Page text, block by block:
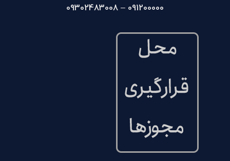
091200000 – 09302483008